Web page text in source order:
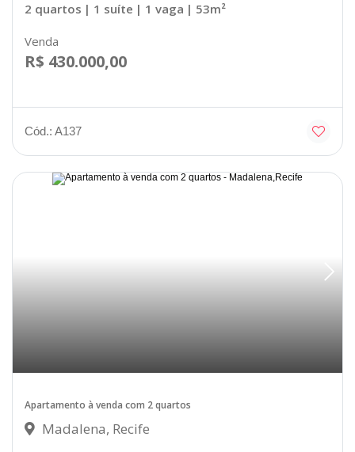
2 quartos | 1 suíte | 1 vaga | 53m²
Venda
R$ 430.000,00
Cód.: A137
Apartamento à venda com 2 quartos
Madalena, Recife